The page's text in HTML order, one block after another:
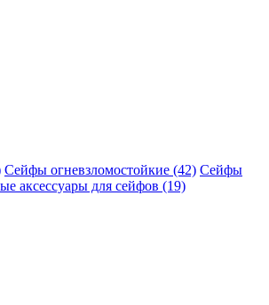
Сейфы огневзломостойкие (42) Сейфы
аксессуары для сейфов (19)